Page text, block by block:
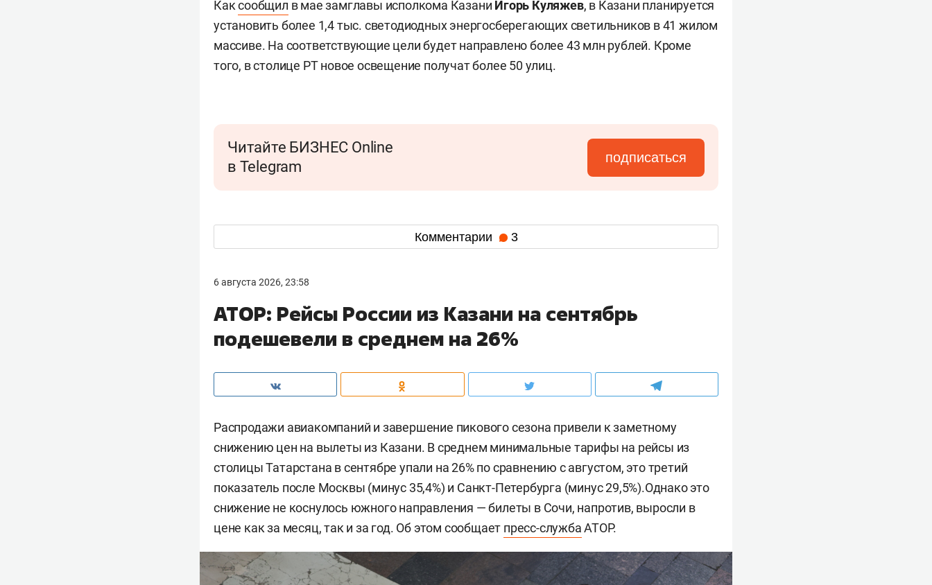
Каксообщил в мае замглавы исполкома Казани Игорь Куляжев, в Казани планируется
установить более 1,4 тыс. светодиодных энергосберегающих светильников в 41 жилом
массиве. На соответствующие цели будет направлено более 43 млн рублей. Кроме
того, в столице РТ новое освещение получат более 50 улиц.
Читайте БИЗНЕС Online
в Telegram
подписаться
Комментарии 3
6 августа 2026, 23:58
АТОР: Рейсы России из Казани на сентябрь
подешевели в среднем на 26%
Распродажи авиакомпаний и завершение пикового сезона привели к заметному
снижению цен на вылеты из Казани. В среднем минимальные тарифы на рейсы из
столицы Татарстана в сентябре упали на 26% по сравнению с августом, это третий
показатель после Москвы (минус 35,4%) и Санкт-Петербурга (минус 29,5%).Однако это
снижение не коснулось южного направления — билеты в Сочи, напротив, выросли в
цене как за месяц, так и за год. Об этом сообщает пресс-службаАТОР.